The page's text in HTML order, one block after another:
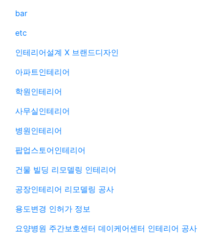
bar
etc
인테리어설계 X 브랜드디자인
아파트인테리어
학원인테리어
사무실인테리어
병원인테리어
팝업스토어인테리어
건물 빌딩 리모델링 인테리어
공장인테리어 리모델링 공사
용도변경 인허가 정보
요양병원 주간보호센터 데이케어센터 인테리어 공사